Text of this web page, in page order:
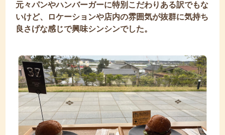
元々パンやハンバーガーに特別こだわりある訳でもな
いけど、ロケーションや店内の雰囲気が抜群に気持ち
良さげな感じで興味シンシンでした。